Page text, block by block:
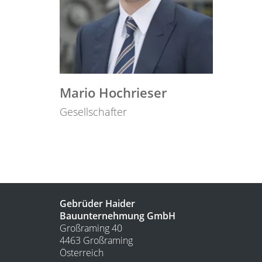
Mario Hochrieser
Gesellschafter
Gebrüder Haider
Bauunternehmung GmbH
Großraming 40
4463 Großraming
Österreich